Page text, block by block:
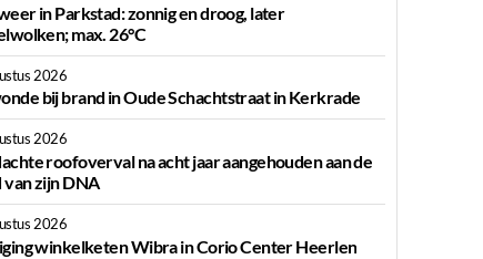
in Parkstad: zonnig en droog, later
max. 26°C
2026
bij brand in Oude Schachtstraat in Kerkrade
2026
roofoverval na acht jaar aangehouden aan de
van zijn DNA
2026
winkelketen Wibra in Corio Center Heerlen